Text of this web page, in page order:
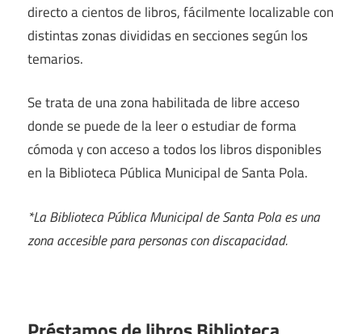
directo a cientos de libros, fácilmente localizable con
distintas zonas divididas en secciones según los
temarios.
Se trata de una zona habilitada de libre acceso
donde se puede de la leer o estudiar de forma
cómoda y con acceso a todos los libros disponibles
en la Biblioteca Pública Municipal de Santa Pola.
*La Biblioteca Pública Municipal de Santa Pola es una
zona accesible para personas con discapacidad.